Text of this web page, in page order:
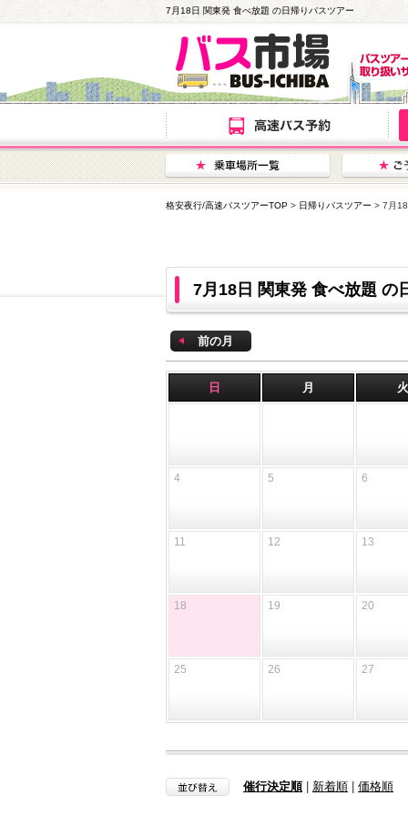
7月18日 関東発 食べ放題 の日帰りバスツアー
格安夜行/高速バスツアーTOP > 日帰りバスツアー > 7月
7月18日 関東発 食べ放題 の
前の月
日 月 火
4 5 6
11 12 13
18 19 20
25 26 27
催行決定順| 新着順 価格順